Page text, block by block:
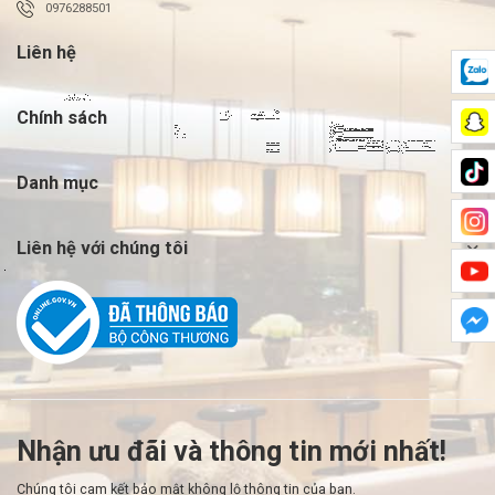
0976288501
Liên hệ
Chính sách
Danh mục
Liên hệ với chúng tôi
Nhận ưu đãi và thông tin mới nhất!
Chúng tôi cam kết bảo mật không lộ thông tin của bạn.